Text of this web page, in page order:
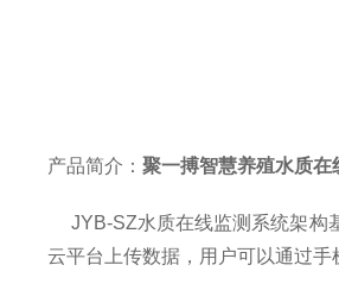
产品简介：聚一搏智慧养殖水质在
JYB-SZ水质在线监测系统架构
云平台上传数据，用户可以通过手